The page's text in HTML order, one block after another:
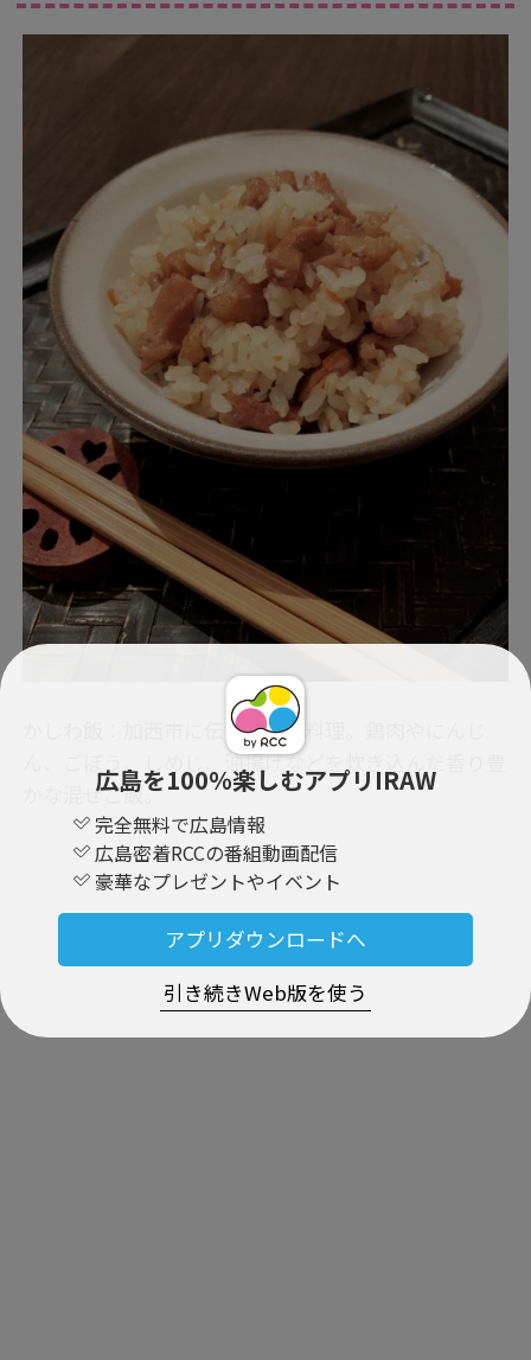
広島を100％楽しむアプリIRAW
完全無料で広島情報
広島密着RCCの番組動画配信
豪華なプレゼントやイベント
アプリダウンロードへ
引き続きWeb版を使う
かしわ飯：加西市に伝わる郷土料理。鶏肉やにんじ
ん、ごぼう、しめじ、油揚げなどを炊き込んだ香り豊
かな混ぜご飯。